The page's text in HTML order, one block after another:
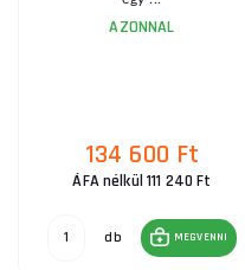
AZONNAL
134 600 Ft
ÁFA nélkül 111 240 Ft
db MEGVENNI